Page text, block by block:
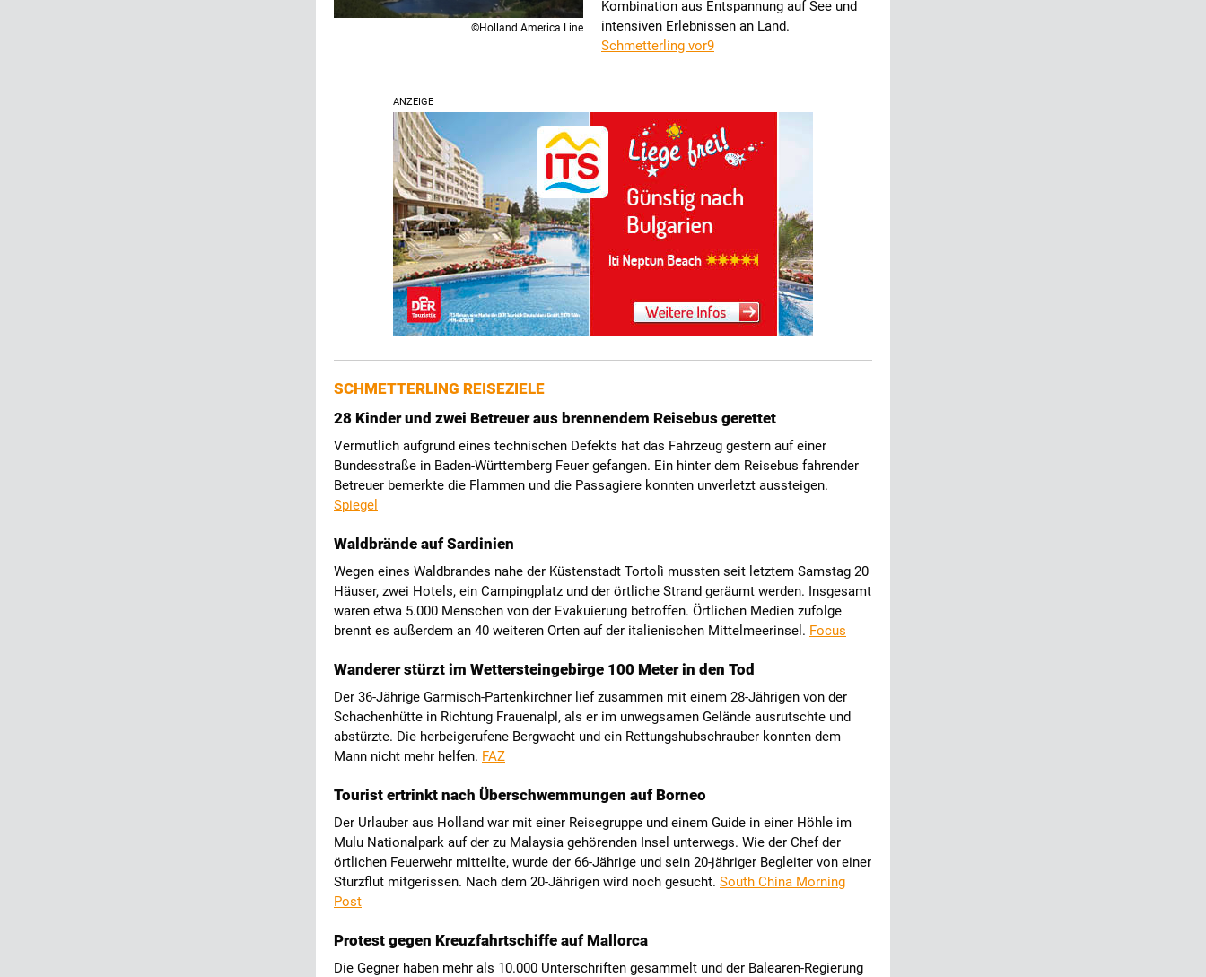
©Holland America Line
Kombination aus Entspannung auf See und
intensiven Erlebnissen an Land.
Schmetterling vor9
ANZEIGE
SCHMETTERLING REISEZIELE
28 Kinder und zwei Betreuer aus brennendem Reisebus gerettet
Vermutlich aufgrund eines technischen Defekts hat das Fahrzeug gestern auf einer
Bundesstraße in Baden-Württemberg Feuer gefangen. Ein hinter dem Reisebus fahrender
Betreuer bemerkte die Flammen und die Passagiere konnten unverletzt aussteigen.
Spiegel
Waldbrände auf Sardinien
Wegen eines Waldbrandes nahe der Küstenstadt Tortolì mussten seit letztem Samstag 20
Häuser, zwei Hotels, ein Campingplatz und der örtliche Strand geräumt werden. Insgesamt
waren etwa 5.000 Menschen von der Evakuierung betroffen. Örtlichen Medien zufolge
brennt es außerdem an 40 weiteren Orten auf der italienischen Mittelmeerinsel. Focus
Wanderer stürzt im Wettersteingebirge 100 Meter in den Tod
Der 36-Jährige Garmisch-Partenkirchner lief zusammen mit einem 28-Jährigen von der
Schachenhütte in Richtung Frauenalpl, als er im unwegsamen Gelände ausrutschte und
abstürzte. Die herbeigerufene Bergwacht und ein Rettungshubschrauber konnten dem
Mann nicht mehr helfen. FAZ
Tourist ertrinkt nach Überschwemmungen auf Borneo
Der Urlauber aus Holland war mit einer Reisegruppe und einem Guide in einer Höhle im
Mulu Nationalpark auf der zu Malaysia gehörenden Insel unterwegs. Wie der Chef der
örtlichen Feuerwehr mitteilte, wurde der 66-Jährige und sein 20-jähriger Begleiter von einer
Sturzflut mitgerissen. Nach dem 20-Jährigen wird noch gesucht. South China Morning
Post
Protest gegen Kreuzfahrtschiffe auf Mallorca
Die Gegner haben mehr als 10.000 Unterschriften gesammelt und der Balearen-Regierung